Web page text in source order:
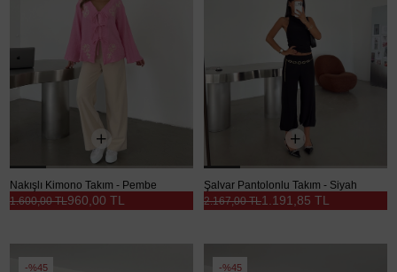
Nakışlı Kimono Takım - Pembe
960,00 TL
1.600,00 TL
Şalvar Pantolonlu Takım - Siyah
1.191,85 TL
2.167,00 TL
%45 %45